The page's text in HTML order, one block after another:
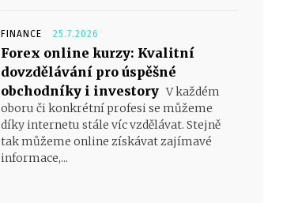
FINANCE 25.7.2026
Forex online kurzy: Kvalitní
dovzdělávání pro úspěšné
obchodníky i investory V každém
oboru či konkrétní profesi se můžeme
díky internetu stále víc vzdělávat. Stejně
tak můžeme online získávat zajímavé
informace,...